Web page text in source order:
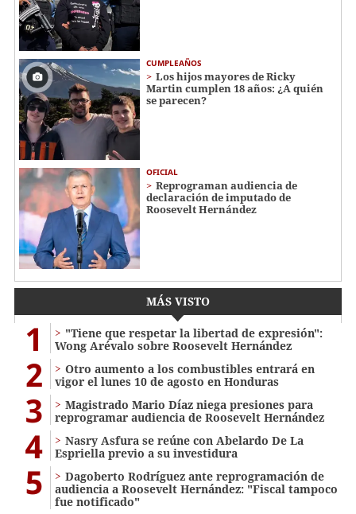
CUMPLEAÑOS
Los hijos mayores de Ricky
Martin cumplen 18 años: ¿A quién
se parecen?
OFICIAL
Reprograman audiencia de
declaración de imputado de
Roosevelt Hernández
MÁS VISTO
1
"Tiene que respetar la libertad de expresión":
Wong Arévalo sobre Roosevelt Hernández
2
Otro aumento a los combustibles entrará en
vigor el lunes 10 de agosto en Honduras
3
Magistrado Mario Díaz niega presiones para
reprogramar audiencia de Roosevelt Hernández
4
Nasry Asfura se reúne con Abelardo De La
Espriella previo a su investidura
5
Dagoberto Rodríguez ante reprogramación de
audiencia a Roosevelt Hernández: "Fiscal tampoco
fue notificado"